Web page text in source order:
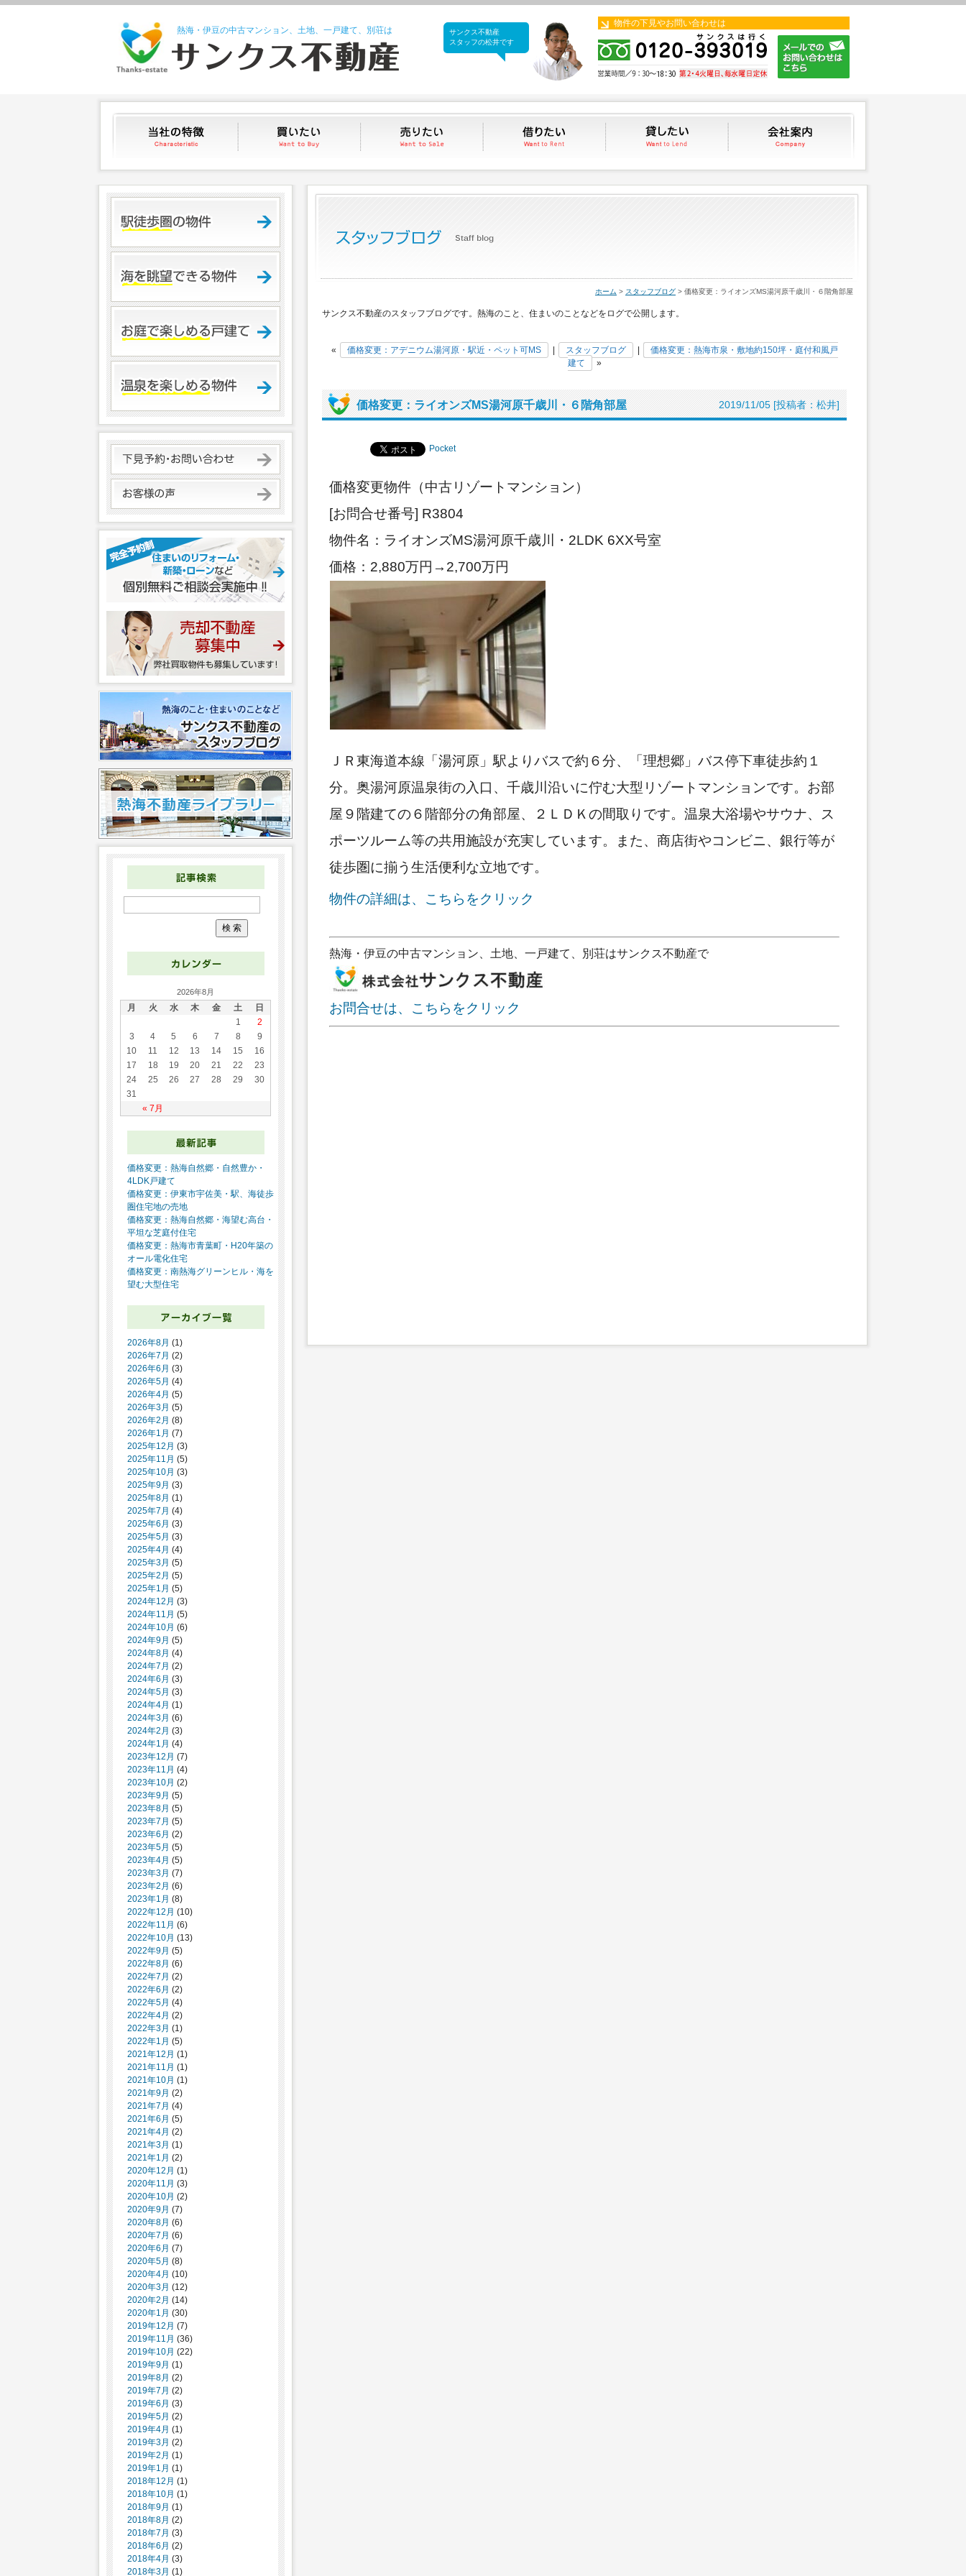
熱海・伊豆の中古マンション、土地、一戸建て、別荘は
サンクス不動産
サンクス不動産
スタッフの松井です
物件の下見やお問い合わせは
当社の特徴 買いたい 売りたい 借りたい 貸したい
ホーム > スタッフブログ > 価格変更：ライオンズMS湯河原千歳川・６階角部屋
サンクス不動産のスタッフブログです。熱海のこと、住まいのことなどをログで公開します。
« 価格変更：アデニウム湯河原・駅近・ペット可MS スタッフブログ
価格変更：熱海市泉・敷地約150坪・庭付和風戸
建て
»
価格変更：ライオンズMS湯河原千歳川・６階角部屋 2019/11/05 [投稿者：松井]
Pocket
価格変更物件（中古リゾートマンション）
[お問合せ番号] R3804
物件名：ライオンズMS湯河原千歳川・2LDK 6XX号室
価格：2,880万円→2,700万円
ＪＲ東海道本線「湯河原」駅よりバスで約６分、「理想郷」バス停下車徒歩約１
分。奥湯河原温泉街の入口、千歳川沿いに佇む大型リゾートマンションです。お部
屋９階建ての６階部分の角部屋、２ＬＤＫの間取りです。温泉大浴場やサウナ、ス
ポーツルーム等の共用施設が充実しています。また、商店街やコンビニ、銀行等が
徒歩圏に揃う生活便利な立地です。
物件の詳細は、こちらをクリック
熱海・伊豆の中古マンション、土地、一戸建て、別荘はサンクス不動産で
お問合せは、こちらをクリック
2026年8月
月 火 水 木 金 土 日
« 7月
1
2
3
4 5 6 7 8
9
10
11 12 13 14 15
16
17
18 19 20 21 22
23
24
25 26 27 28 29
30
31
価格変更：熱海自然郷・自然豊か・
4LDK戸建て
価格変更：伊東市宇佐美・駅、海徒歩
圏住宅地の売地
価格変更：熱海自然郷・海望む高台・
平坦な芝庭付住宅
価格変更：熱海市青葉町・H20年築の
オール電化住宅
価格変更：南熱海グリーンヒル・海を
望む大型住宅
2026年8月 (1)
2026年7月 (2)
2026年6月 (3)
2026年5月 (4)
2026年4月 (5)
2026年3月 (5)
2026年2月 (8)
2026年1月 (7)
2025年12月 (3)
2025年11月 (5)
2025年10月 (3)
2025年9月 (3)
2025年8月 (1)
2025年7月 (4)
2025年6月 (3)
2025年5月 (3)
2025年4月 (4)
2025年3月 (5)
2025年2月 (5)
2025年1月 (5)
2024年12月 (3)
2024年11月 (5)
2024年10月 (6)
2024年9月 (5)
2024年8月 (4)
2024年7月 (2)
2024年6月 (3)
2024年5月 (3)
2024年4月 (1)
2024年3月 (6)
2024年2月 (3)
2024年1月 (4)
2023年12月 (7)
2023年11月 (4)
2023年10月 (2)
2023年9月 (5)
2023年8月 (5)
2023年7月 (5)
2023年6月 (2)
2023年5月 (5)
2023年4月 (5)
2023年3月 (7)
2023年2月 (6)
2023年1月 (8)
2022年12月 (10)
2022年11月 (6)
2022年10月 (13)
2022年9月 (5)
2022年8月 (6)
2022年7月 (2)
2022年6月 (2)
2022年5月 (4)
2022年4月 (2)
2022年3月 (1)
2022年1月 (5)
2021年12月 (1)
2021年11月 (1)
2021年10月 (1)
2021年9月 (2)
2021年7月 (4)
2021年6月 (5)
2021年4月 (2)
2021年3月 (1)
2021年1月 (2)
2020年12月 (1)
2020年11月 (3)
2020年10月 (2)
2020年9月 (7)
2020年8月 (6)
2020年7月 (6)
2020年6月 (7)
2020年5月 (8)
2020年4月 (10)
2020年3月 (12)
2020年2月 (14)
2020年1月 (30)
2019年12月 (7)
2019年11月 (36)
2019年10月 (22)
2019年9月 (1)
2019年8月 (2)
2019年7月 (2)
2019年6月 (3)
2019年5月 (2)
2019年4月 (1)
2019年3月 (2)
2019年2月 (1)
2019年1月 (1)
2018年12月 (1)
2018年10月 (1)
2018年9月 (1)
2018年8月 (2)
2018年7月 (3)
2018年6月 (2)
2018年4月 (3)
2018年3月 (1)